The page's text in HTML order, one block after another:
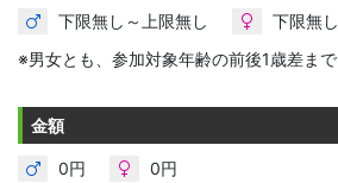
下限無し～上限無し
下限無
※男女とも、参加対象年齢の前後1歳差まで
金額
0円 0円